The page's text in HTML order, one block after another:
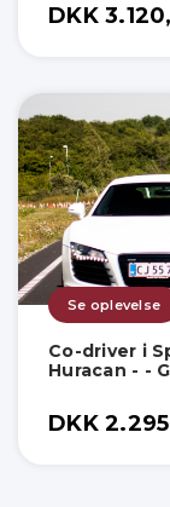
DKK
Se oplevelse
Co-driver i
Huracan - -
DKK